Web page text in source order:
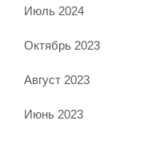
Июль 2024
Октябрь 2023
Август 2023
Июнь 2023